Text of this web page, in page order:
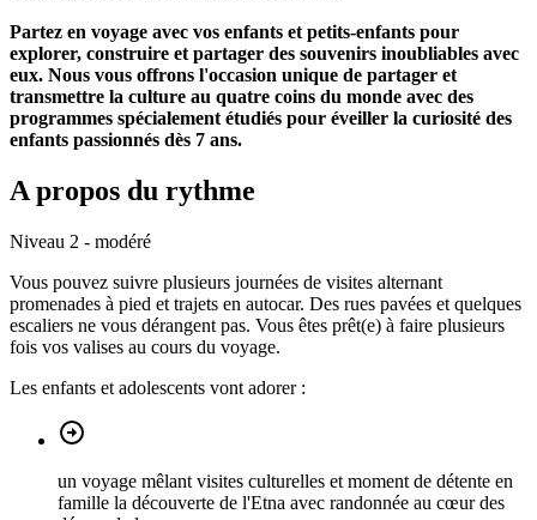
Partez en voyage avec vos enfants et petits-enfants pour
explorer, construire et partager des souvenirs inoubliables avec
eux. Nous vous offrons l'occasion unique de partager et
transmettre la culture au quatre coins du monde avec des
programmes spécialement étudiés pour éveiller la curiosité des
enfants passionnés dès 7 ans.
A propos du rythme
Niveau 2 - modéré
Vous pouvez suivre plusieurs journées de visites alternant
promenades à pied et trajets en autocar. Des rues pavées et quelques
escaliers ne vous dérangent pas. Vous êtes prêt(e) à faire plusieurs
fois vos valises au cours du voyage.
Les enfants et adolescents vont adorer :
un voyage mêlant visites culturelles et moment de détente en
famille la découverte de l'Etna avec randonnée au cœur des